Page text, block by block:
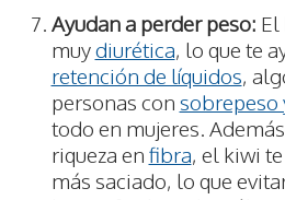
Ayudan a perder peso: El
muydiurética, lo que te
retención de líquidos,
personas con sobrepeso
todo en mujeres.
riqueza en fibra, el kiwi
más saciado, lo que